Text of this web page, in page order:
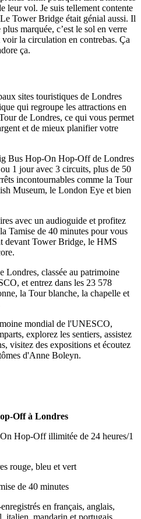
leur vol. Je suis tellement contente
Le Tower Bridge était génial aussi. Il
marquée, c’est le sol en verre
la circulation en contrebas. Ça
ça.
sites touristiques de Londres
qui regroupe les attractions en
de Londres, ce qui vous permet
et de mieux planifier votre
Bus Hop-On Hop-Off de Londres
1 jour avec 3 circuits, plus de 50
incontournables comme la Tour
Museum, le London Eye et bien
avec un audioguide et profitez
Tamise de 40 minutes pour vous
devant Tower Bridge, le HMS
Londres, classée au patrimoine
et entrez dans les 23 578
la Tour blanche, la chapelle et
mondial de l'UNESCO,
explorez les sentiers, assistez
visitez des expositions et écoutez
d'Anne Boleyn.
Off à Londres
Hop-Off illimitée de 24 heures/1
rouge, bleu et vert
de 40 minutes
en français, anglais,
italien, mandarin et portugais